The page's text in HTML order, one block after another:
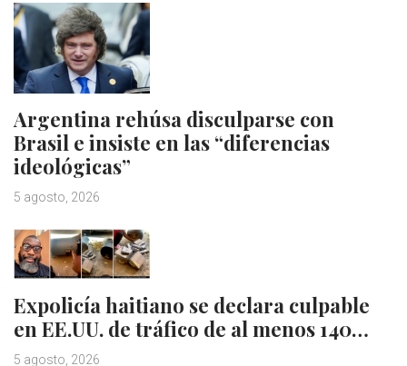
Argentina rehúsa disculparse con
Brasil e insiste en las “diferencias
ideológicas”
5 agosto, 2026
Expolicía haitiano se declara culpable
en EE.UU. de tráfico de al menos 140…
5 agosto, 2026